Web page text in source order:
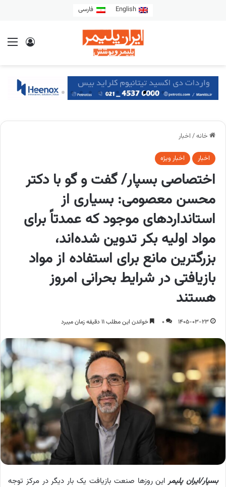
English فارسی
خانه/ اخبار
اخبار اخبار ویژه
اختصاصی بسپار/ گفت و گو با دکتر
محسن معصومی: بسیاری از
استانداردهای موجود که عمدتاً برای
مواد اولیه بکر تدوین شده‌اند،
بزرگترین مانع برای استفاده از مواد
بازیافتی در شرایط بحرانی امروز
هستند
1405-03-23
0 خواندن این مطلب 11 دقیقه زمان میبرد
بسپار/ایران پلیمر این روزها صنعت بازیافت یک بار دیگر در مرکز توجه